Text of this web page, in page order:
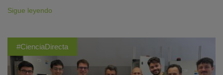
Sigue leyendo
#CienciaDirecta